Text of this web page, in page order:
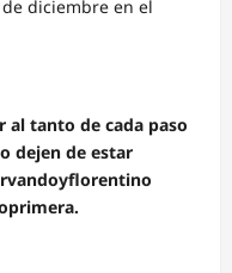
diciembre en el
al tanto de cada paso
dejen de estar